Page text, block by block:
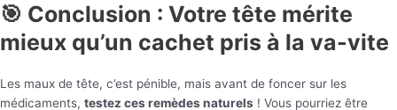
🎯 Conclusion : Votre tête mérite
mieux qu’un cachet pris à la va-vite
Les maux de tête, c’est pénible, mais avant de foncer sur les
médicaments, testez ces remèdes naturels ! Vous pourriez être